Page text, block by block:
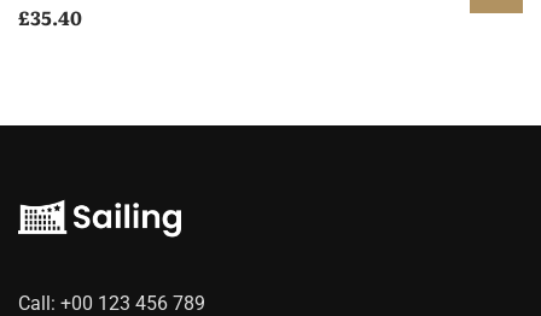
£35.40
Call: +00 123 456 789